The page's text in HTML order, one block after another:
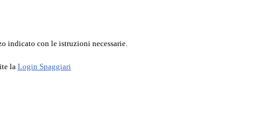
indicato con le istruzioni necessarie.
la Login Spaggiari